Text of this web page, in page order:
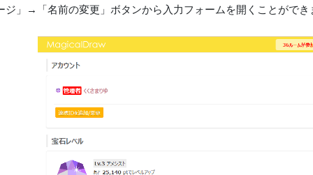
ジ」→「名前の変更」ボタンから入力フォームを開くことができ